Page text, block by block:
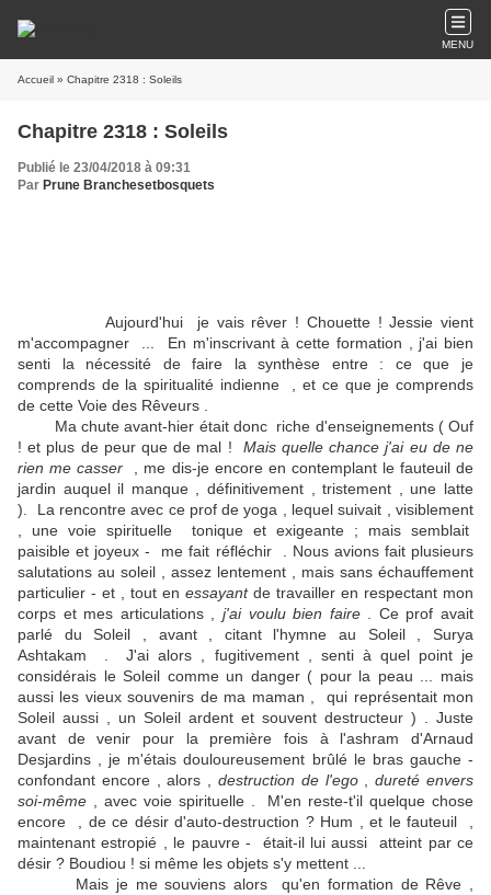
MENU
Accueil » Chapitre 2318 : Soleils
Chapitre 2318 : Soleils
Publié le 23/04/2018 à 09:31
Par Prune Branchesetbosquets
Aujourd'hui je vais rêver ! Chouette ! Jessie vient
m'accompagner ... En m'inscrivant à cette formation , j'ai bien
senti la nécessité de faire la synthèse entre : ce que je
comprends de la spiritualité indienne , et ce que je comprends
de cette Voie des Rêveurs .
Ma chute avant-hier était donc riche d'enseignements ( Ouf
! et plus de peur que de mal ! Mais quelle chance j'ai eu de ne
rien me casser
, me dis-je encore en contemplant le fauteuil de
jardin auquel il manque , définitivement , tristement , une latte
). La rencontre avec ce prof de yoga , lequel suivait , visiblement
, une voie spirituelle tonique et exigeante ; mais semblait
paisible et joyeux - me fait réfléchir . Nous avions fait plusieurs
salutations au soleil , assez lentement , mais sans échauffement
particulier - et , tout en essayantde travailler en respectant mon
corps et mes articulations , j'ai voulu bien faire
. Ce prof avait
parlé du Soleil , avant , citant l'hymne au Soleil , Surya
Ashtakam . J'ai alors , fugitivement , senti à quel point je
considérais le Soleil comme un danger ( pour la peau ... mais
aussi les vieux souvenirs de ma maman , qui représentait mon
Soleil aussi , un Soleil ardent et souvent destructeur ) . Juste
avant de venir pour la première fois à l'ashram d'Arnaud
Desjardins , je m'étais douloureusement brûlé le bras gauche -
confondant encore , alors , destruction de l'ego,dureté envers
soi-même , avec voie spirituelle . M'en reste-t'il quelque chose
encore , de ce désir d'auto-destruction ? Hum , et le fauteuil ,
maintenant estropié , le pauvre - était-il lui aussi atteint par ce
désir ? Boudiou ! si même les objets s'y mettent ...
Mais je me souviens alors qu'en formation de Rêve ,